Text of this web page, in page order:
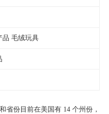
品 毛绒玩具
省份目前在美国有 14 个州份，